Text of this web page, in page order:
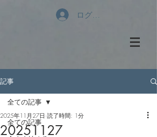
ログイン
記事
全ての記事
全ての記事
20251127
2025年11月27日 読了時間: 1分